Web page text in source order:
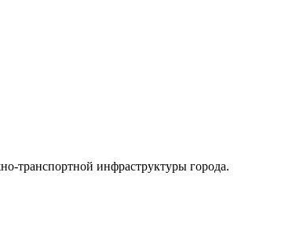
транспортной инфраструктуры города.